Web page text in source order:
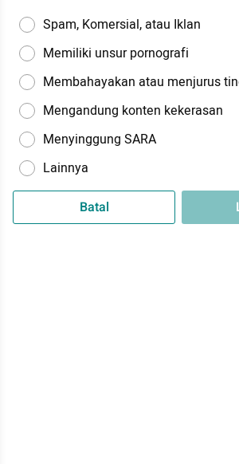
Spam, Komersial, atau Iklan
Memiliki unsur pornografi
Membahayakan atau menjurus
Mengandung konten kekerasan
Menyinggung SARA
Lainnya
Batal